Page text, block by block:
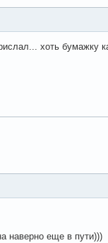
хоть бумажку
наверно еще в пути)))